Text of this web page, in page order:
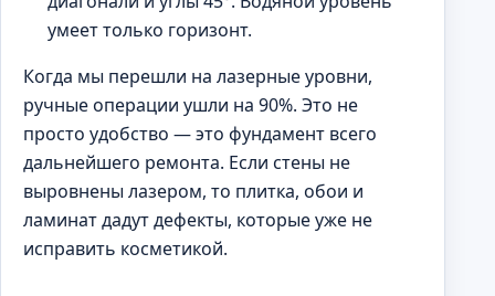
умеет только горизонт.
Когда мы перешли на лазерные уровни,
ручные операции ушли на 90%. Это не
просто удобство — это фундамент всего
дальнейшего ремонта. Если стены не
выровнены лазером, то плитка, обои и
ламинат дадут дефекты, которые уже не
исправить косметикой.